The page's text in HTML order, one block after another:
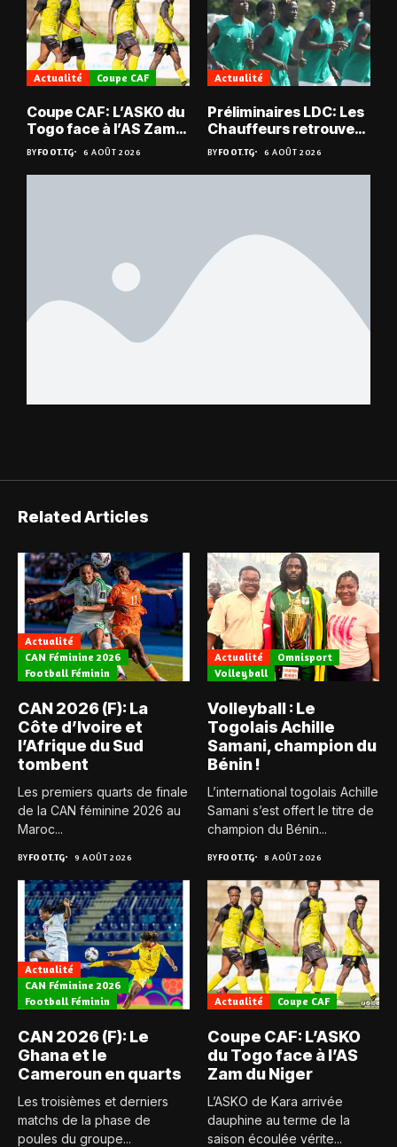
Actualité Coupe CAF
Coupe CAF: L’ASKO du
Togo face à l’AS Zam
du Niger
BYFOOT.TG 6 AOÛT 2026
Actualité
Préliminaires LDC: Les
Chauffeurs retrouvent
les Mimos
BYFOOT.TG 6 AOÛT 2026
Related Articles
Actualité
CAN Féminine 2026
Football Féminin
CAN 2026 (F): La
Côte d’Ivoire et
l’Afrique du Sud
tombent
Les premiers quarts de finale
de la CAN féminine 2026 au
Maroc...
BYFOOT.TG 9 AOÛT 2026
Actualité
Omnisport
Volleyball
Volleyball : Le
Togolais Achille
Samani, champion du
Bénin !
L’international togolais Achille
Samani s’est offert le titre de
champion du Bénin...
BYFOOT.TG 8 AOÛT 2026
Actualité
CAN Féminine 2026
Football Féminin
CAN 2026 (F): Le
Ghana et le
Cameroun en quarts
Les troisièmes et derniers
matchs de la phase de
poules du groupe...
Actualité Coupe CAF
Coupe CAF: L’ASKO
du Togo face à l’AS
Zam du Niger
L’ASKO de Kara arrivée
dauphine au terme de la
saison écoulée vérite...